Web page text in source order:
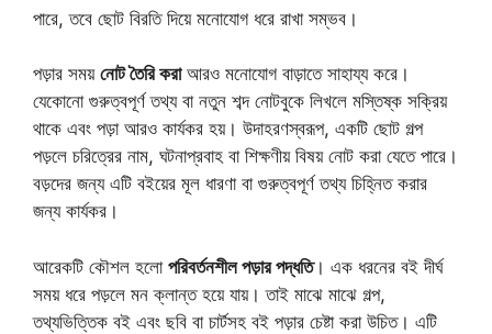
পারে, তবে ছোট বিরতি দিয়ে মনোযোগ ধরে রাখা সম্ভব।
পড়ার সময় নোট তৈরি করাআরও মনোযোগ বাড়াতে সাহায্য করে।
যেকোনো গুরুত্বপূর্ণ তথ্য বা নতুন শব্দ নোটবুকে লিখলে মস্তিষ্ক সক্রিয়
থাকে এবং পড়া আরও কার্যকর হয়। উদাহরণস্বরূপ, একটি ছোট গল্প
পড়লে চরিত্রের নাম, ঘটনাপ্রবাহ বা শিক্ষণীয় বিষয় নোট করা যেতে পারে।
বড়দের জন্য এটি বইয়ের মূল ধারণা বা গুরুত্বপূর্ণ তথ্য চিহ্নিত করার
জন্য কার্যকর।
আরেকটি কৌশল হলো পরিবর্তনশীল পড়ার পদ্ধতি। এক ধরনের বই দীর্ঘ
সময় ধরে পড়লে মন ক্লান্ত হয়ে যায়। তাই মাঝে মাঝে গল্প,
তথ্যভিত্তিক বই এবং ছবি বা চার্টসহ বই পড়ার চেষ্টা করা উচিত। এটি